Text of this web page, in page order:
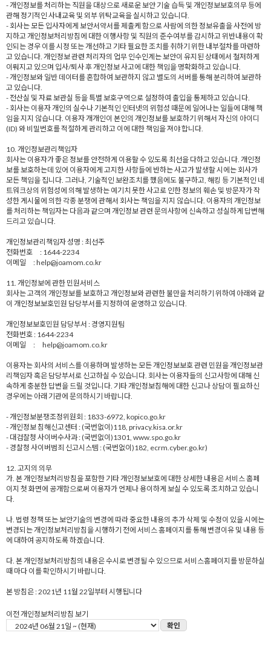
- 개인정보를 처리하는 직원을 대상으로 새로운 보안 기술 습득 및 개인정보보호의무 등에
관해 정기적인 사내교육 및 외부 위탁교육을 실시하고 있습니다.
- 회사는 모든 입사자에게 보안서약서를 제출케 함으로 사람에 의한 정보유출을 사전에 방
지하고 개인정보처리방침에 대한 이행사항 및 직원의 준수여부를 감시하고 위반내용이 확
인되는 경우 이를 시정 또는 개선하고 기타 필요한 조치를 취하기 위한 내부절차를 마련하
고 있습니다. 개인정보 관련 처리자의 업무 인수인계는 보안이 유지된 상태에서 철저하게
이뤄지고 있으며 입사/퇴사 후 개인정보 사고에 대한 책임을 명확화하고 있습니다.
- 개인정보와 일반 데이터를 혼합하여 보관하지 않고 별도의 서버를 통해 분리하여 보관하
고 있습니다.
- 전산실 및 자료 보관실 등을 특별 보호구역으로 설정하여 출입을 통제하고 있습니다.
- 회사는 이용자 개인의 실수나 기본적인 인터넷의 위험성 때문에 일어나는 일들에 대해 책
임을 지지 않습니다. 이용자 개개인이 본인의 개인정보를 보호하기 위해서 자신의 아이디
(ID) 와 비밀번호를 적절하게 관리하고 이에 대한 책임을 져야 합니다.
10. 개인정보관리책임자
회사는 이용자가 좋은 정보를 안전하게 이용할 수 있도록 최선을 다하고 있습니다. 개인정
보를 보호하는데 있어 이용자에게 고지한 사항들에 반하는 사고가 발생할 시에는 회사가
모든 책임을 집니다. 그러나, 기술적인 보완조치를 했음에도 불구하고, 해킹 등 기본적인 네
트워크상의 위험성에 의해 발생하는 예기치 못한 사고로 인한 정보의 훼손 및 방문자가 작
성한 게시물에 의한 각종 분쟁에 관해서 회사는 책임을 지지 않습니다. 이용자의 개인정보
를 처리하는 책임자는 다음과 같으며 개인정보 관련 문의사항에 신속하고 성실하게 답변해
드리고 있습니다.
개인정보관리책임자 성명 : 최선주
전화번호 : 1644-2234
이메일 : help@joamom.co.kr
11. 개인정보에 관한 민원서비스
회사는 고객의 개인정보를 보호하고 개인정보와 관련한 불만을 처리하기 위하여 아래와 같
이 개인정보보호민원 담당부서를 지정하여 운영하고 있습니다.
개인정보보호민원 담당부서 : 경영지원팀
전화번호 : 1644-2234
이메일 : help@joamom.co.kr
이용자는 회사의 서비스를 이용하며 발생하는 모든 개인정보보호 관련 민원을 개인정보관
리책임자 혹은 담당부서로 신고하실 수 있습니다. 회사는 이용자들의 신고사항에 대해 신
속하게 충분한 답변을 드릴 것입니다. 기타 개인정보침해에 대한 신고나 상담이 필요하신
경우에는 아래 기관에 문의하시기 바랍니다.
- 개인정보분쟁조정위원회 : 1833-6972, kopico.go.kr
- 개인정보 침해신고센터 : (국번없이)118, privacy.kisa.or.kr
- 대검찰청 사이버수사과 : (국번없이)1301, www.spo.go.kr
- 경찰청 사이버범죄 신고시스템 : (국번없이)182, ecrm.cyber.go.kr)
12. 고지의 의무
가. 본 개인정보처리방침을 포함한 기타 개인정보보호에 대한 상세한 내용은 서비스 홈페
이지 첫 화면에 공개함으로써 이용자가 언제나 용이하게 보실 수 있도록 조치하고 있습니
다.
나. 법령 정책 또는 보안기술의 변경에 따라 중요한 내용의 추가 삭제 및 수정이 있을 시에는
변경되는 개인정보처리방침을 시행하기 전에 서비스 홈페이지를 통해 변경이유 및 내용 등
에 대하여 공지하도록 하겠습니다.
다. 본 개인정보처리방침의 내용은 수시로 변경될 수 있으므로 서비스홈페이지를 방문하실
때 마다 이를 확인하시기 바랍니다.
본 방침은 : 2021년 11월 22일부터 시행됩니다
이전 개인정보처리방침 보기
확인